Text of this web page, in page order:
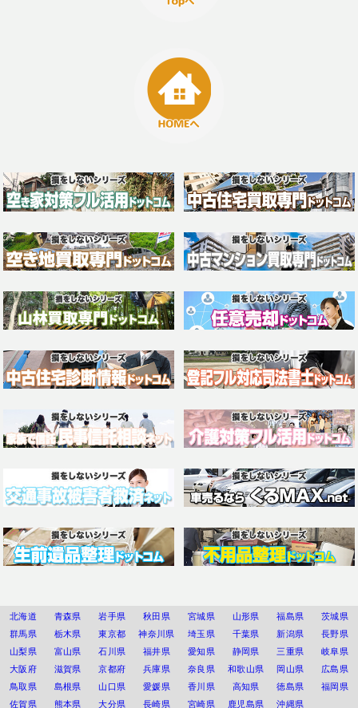
北海道 青森県 岩手県 秋田県 宮城県 山形県 福島県
茨城県
群馬県
栃木県 東京都 神奈川県 埼玉県 千葉県 新潟県
長野県
山梨県
富山県 石川県 福井県 愛知県 静岡県 三重県
岐阜県
大阪府
滋賀県 京都府 兵庫県 奈良県 和歌山県 岡山県
広島県
鳥取県
島根県 山口県 愛媛県 香川県 高知県 徳島県
福岡県
佐賀県
熊本県 大分県 長崎県 宮崎県 鹿児島県 沖縄県